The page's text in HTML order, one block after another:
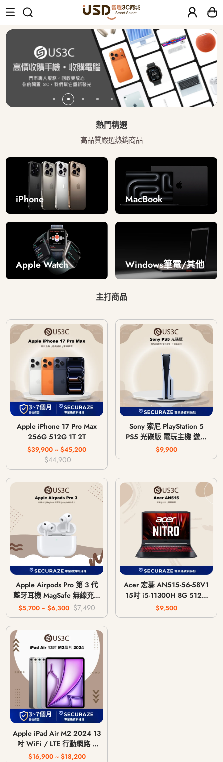
USD 智選二手3C商城｜【30天安心
熱門精選
高品質嚴選熱銷商品
iPhone MacBook
Apple Watch Windows筆電/其他
主打商品
Apple iPhone 17 Pro Max
256G 512G 1T 2T
$39,900 ~ $45,200
$44,900
Sony 索尼 PlayStation 5
PS5 光碟版 電玩主機 遊戲
主機 CFI-1018A / CFI-
1118A / CFI-1218A
$9,900
Apple Airpods Pro 第 3 代
藍牙耳機 MagSafe 無線充電
版 USB-C
$5,700 ~ $6,300 $7,490
Acer 宏碁 AN515-56-58V1
15吋 i5-11300H 8G 512G
GTX 1650 4G
$9,500
Apple iPad Air M2 2024 13
吋 WiFi / LTE 行動網路 /
128G 256G 512G 1T
$16,900 ~ $18,200